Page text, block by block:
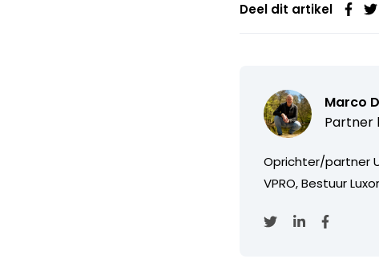
Deel dit artikel
Marco
Partner
Oprichter/partner
VPRO, Bestuur